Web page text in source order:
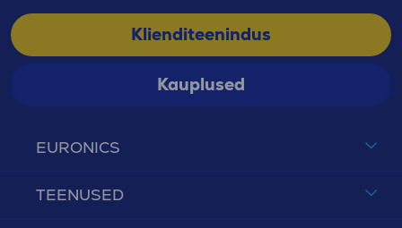
EURONICS
TEENUSED
Klienditeenindus
Kauplused